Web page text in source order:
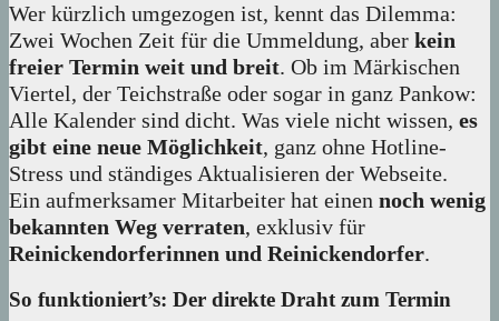
Wer kürzlich umgezogen ist, kennt das Dilemma:
Zwei Wochen Zeit für die Ummeldung, aber kein
freier Termin weit und breit. Ob im Märkischen
Viertel, der Teichstraße oder sogar in ganz Pankow:
Alle Kalender sind dicht. Was viele nicht wissen, es
gibt eine neue Möglichkeit, ganz ohne Hotline-
Stress und ständiges Aktualisieren der Webseite.
Ein aufmerksamer Mitarbeiter hat einen noch wenig
bekannten Weg verraten, exklusiv für
Reinickendorferinnen und Reinickendorfer.
So funktioniert’s: Der direkte Draht zum Termin